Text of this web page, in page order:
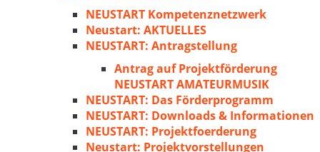
NEUSTART Kompetenznetzwerk
Neustart: AKTUELLES
NEUSTART: Antragstellung
Antrag auf Projektförderung
NEUSTART AMATEURMUSIK
NEUSTART: Das Förderprogramm
NEUSTART: Downloads & Informationen
NEUSTART: Projektfoerderung
Neustart: Projektvorstellungen